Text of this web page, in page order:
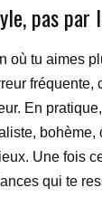
pas par
où tu aimes
fréquente,
En
bohème,
Une fois
qui te